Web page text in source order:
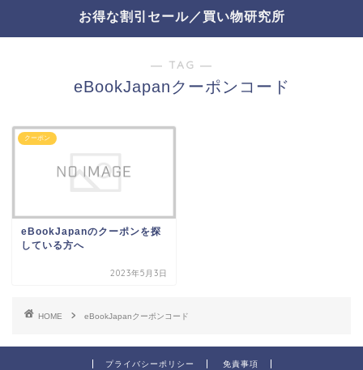
お得な割引セール／買い物研究所
― TAG ―
eBookJapanクーポンコード
クーポン
eBookJapanのクーポンを探
している方へ
2023年5月3日
HOME eBookJapanクーポンコード
プライバシーポリシー 免責事項